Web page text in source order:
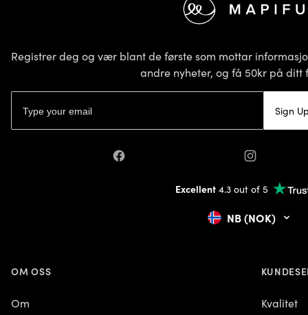
Registrer deg og vær blant de første som mottar
andre nyheter, og få 50kr på ditt
Sign
Facebook Instagram
Excellent 4.3 out of 5
NB (NOK)
OM OSS
Om Kvalitet